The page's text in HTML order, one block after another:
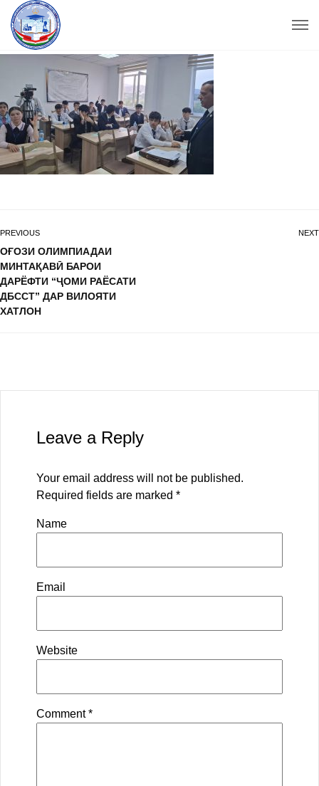
PREVIOUS
ОҒОЗИ ОЛИМПИАДАИ
МИНТАҚАВӢ БАРОИ
ДАРЁФТИ “ҶОМИ РАЁСАТИ
ДБССТ” ДАР ВИЛОЯТИ
ХАТЛОН
NEXT
Leave a Reply
Your email address will not be published.
Required fields are marked *
Name
Email
Website
Comment*